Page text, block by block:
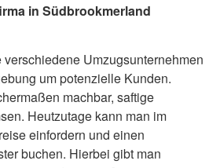
in Südbrookmerland
Umzugsunternehmen
um potenzielle Kunden.
machbar, saftige
Heutzutage kann man im
einfordern und einen
buchen. Hierbei gibt man